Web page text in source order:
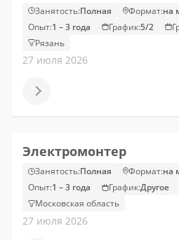
Занятость:Полная Формат:на
Опыт:1 – 3 года График:5/2
Рязань
27 июля 2026
Электромонтер
Занятость:Полная Формат:на
Опыт:1 – 3 года График:Другое
Московская область
27 июля 2026